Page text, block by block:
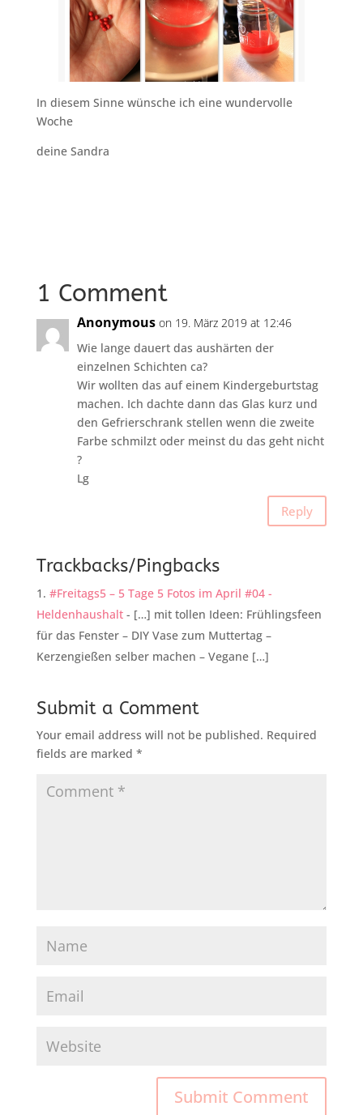
In diesem Sinne wünsche ich eine wundervolle
Woche
deine Sandra
1 Comment
Anonymous on 19. März 2019 at 12:46
Wie lange dauert das aushärten der
einzelnen Schichten ca?
Wir wollten das auf einem Kindergeburtstag
machen. Ich dachte dann das Glas kurz und
den Gefrierschrank stellen wenn die zweite
Farbe schmilzt oder meinst du das geht nicht
?
Lg
Reply
Trackbacks/Pingbacks
#Freitags5 – 5 Tage 5 Fotos im April #04 -
Heldenhaushalt- […] mit tollen Ideen: Frühlingsfeen
für das Fenster – DIY Vase zum Muttertag –
Kerzengießen selber machen – Vegane […]
Submit a Comment
Your email address will not be published. Required
fields are marked *